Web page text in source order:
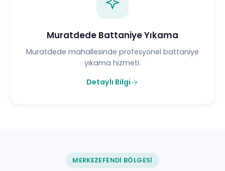
Muratdede Battaniye Yıkama
Muratdede mahallesinde profesyonel battaniye
yıkama hizmeti.
Detaylı Bilgi
MERKEZEFENDI BÖLGESI